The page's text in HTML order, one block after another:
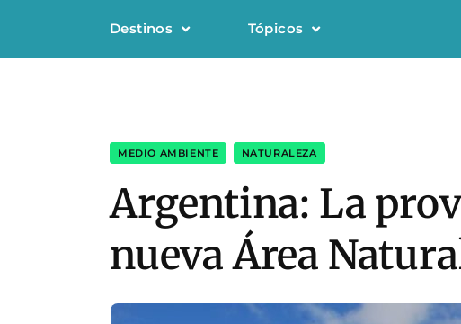
Destinos Tópicos
MEDIO AMBIENTE NATURALEZA
Argentina: La
nueva Área